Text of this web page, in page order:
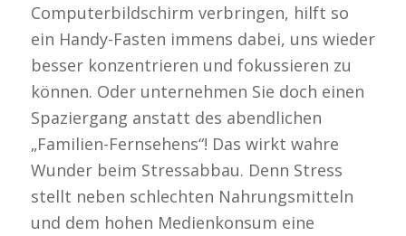
Computerbildschirm verbringen, hilft so
ein Handy-Fasten immens dabei, uns wieder
besser konzentrieren und fokussieren zu
können. Oder unternehmen Sie doch einen
Spaziergang anstatt des abendlichen
„Familien-Fernsehens“! Das wirkt wahre
Wunder beim Stressabbau. Denn Stress
stellt neben schlechten Nahrungsmitteln
und dem hohen Medienkonsum eine